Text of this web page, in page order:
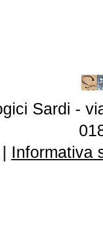
Sardi -
Informativa